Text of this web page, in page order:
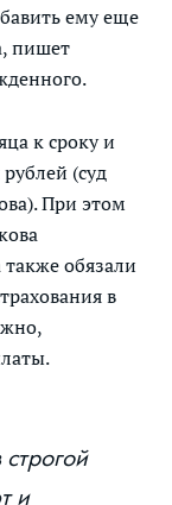
ему еще
пишет
к сроку и
(суд
При этом
обязали
в
и